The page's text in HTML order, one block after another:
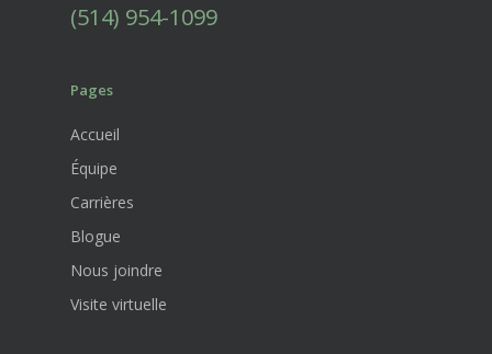
(514) 954-1099
Pages
Accueil
Équipe
Carrières
Blogue
Nous joindre
Visite virtuelle